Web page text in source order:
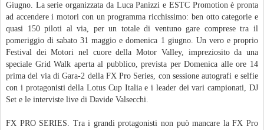
Giugno. La serie organizzata da Luca Panizzi e ESTC Promotion è pronta
ad accendere i motori con un programma ricchissimo: ben otto categorie e
quasi 150 piloti al via, per un totale di ventuno gare comprese tra il
pomeriggio di sabato 31 maggio e domenica 1 giugno. Un vero e proprio
Festival dei Motori nel cuore della Motor Valley, impreziosito da una
speciale Grid Walk aperta al pubblico, prevista per Domenica alle ore 14
prima del via di Gara-2 della FX Pro Series, con sessione autografi e selfie
con i protagonisti della Lotus Cup Italia e i leader dei vari campionati, DJ
Set e le interviste live di Davide Valsecchi.
FX PRO SERIES. Tra i grandi protagonisti non può mancare la FX Pro